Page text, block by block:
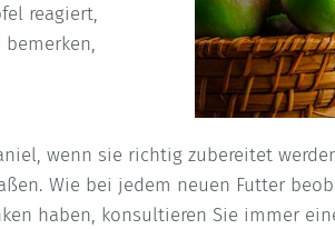
reagiert,
wenn sie richtig zubereitet
Wie bei jedem neuen Futter
haben, konsultieren Sie immer